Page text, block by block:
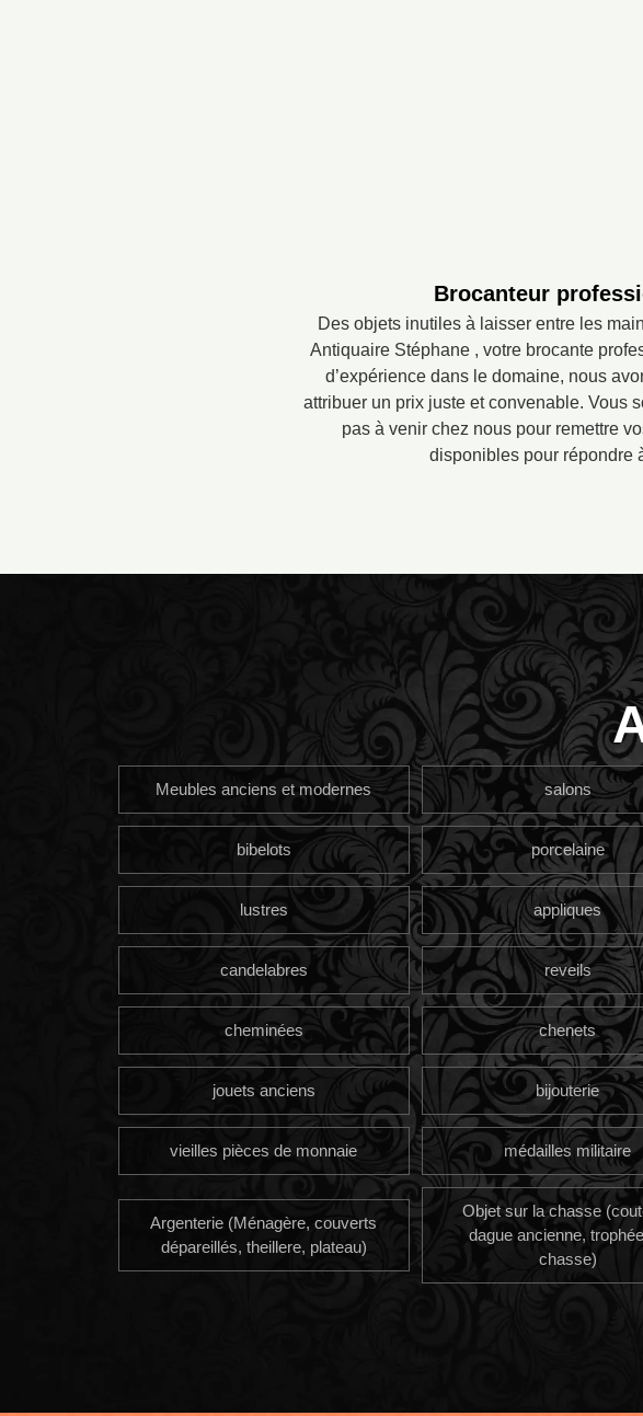
Brocanteur
Des objets inutiles à laisser entre les
Antiquaire Stéphane , votre brocante
d’expérience dans le domaine, nous
attribuer un prix juste et convenable. Vous
pas à venir chez nous pour remettre
disponibles pour répondre
Meubles anciens et modernes salons
bibelots porcelaine
lustres appliques
candelabres reveils
cheminées chenets
jouets anciens bijouterie
vieilles pièces de monnaie médailles militaire
Argenterie (Ménagère, couverts
dépareillés, theillere, plateau)
Objet sur la chasse
dague ancienne,
chasse)